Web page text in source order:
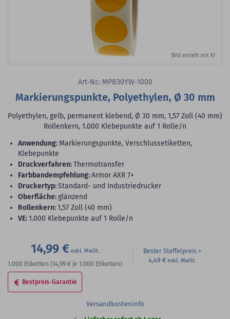
Bild erstellt mit KI
Art-Nr.: MPB30YW-1000
Markierungspunkte, Polyethylen, Ø 30 mm
Polyethylen, gelb, permanent klebend, Ø 30 mm, 1,57 Zoll (40 mm)
Rollenkern, 1.000 Klebepunkte auf 1 Rolle/n
Anwendung: Markierungspunkte, Verschlussetiketten,
Klebepunkte
Druckverfahren:Thermotransfer
Farbbandempfehlung:Armor AXR 7+
Druckertyp:Standard- und Industriedrucker
Oberfläche:glänzend
Rollenkern:1,57 Zoll (40 mm)
VE:1.000 Klebepunkte auf 1 Rolle/n
14,99 €
1.000 Etiketten (14,99 € je 1.000 Etiketten)
Bester Staffelpreis
4,49 €
Bestpreis-Garantie
Versandkosteninfo